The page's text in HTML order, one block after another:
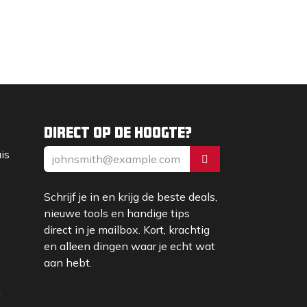
Direct op de hoogte?
Schrijf je in en krijg de beste deals,
nieuwe tools en handige tips
direct in je mailbox. Kort, krachtig
en alleen dingen waar je echt wat
aan hebt.